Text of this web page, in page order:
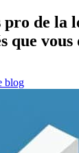
pro de la
que
blog